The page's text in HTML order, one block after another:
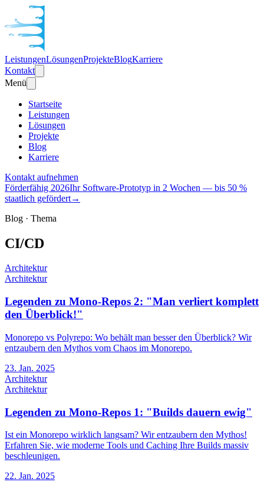
LeistungenLösungenProjekteBlogKarriere
Kontakt
Menü
Startseite
Leistungen
Lösungen
Projekte
Blog
Karriere
Kontakt aufnehmen
Förderfähig 2026Ihr Software-Prototyp in 2 Wochen — bis 50 %
staatlich gefördert→
Blog · Thema
CI/CD
Architektur
Architektur
Legenden zu Mono-Repos 2: "Man verliert komplett
den Überblick!"
Monorepo vs Polyrepo: Wo behält man besser den Überblick? Wir
entzaubern den Mythos vom Chaos im Monorepo.
23. Jan. 2025
Architektur
Architektur
Legenden zu Mono-Repos 1: "Builds dauern ewig"
Ist ein Monorepo wirklich langsam? Wir entzaubern den Mythos!
Erfahren Sie, wie moderne Tools und Caching Ihre Builds massiv
beschleunigen.
22. Jan. 2025